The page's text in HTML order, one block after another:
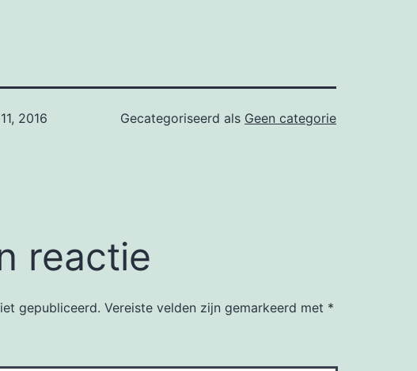
2016
Gecategoriseerd als Geen categorie
reactie
gepubliceerd. Vereiste velden zijn gemarkeerd met *